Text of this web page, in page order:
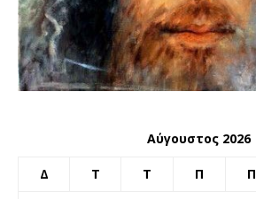
Αύγουστος 2026
Δ Τ Τ Π Π